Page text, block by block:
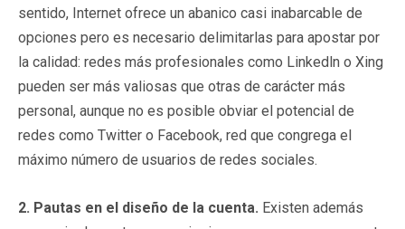
sentido, Internet ofrece un abanico casi inabarcable de
opciones pero es necesario delimitarlas para apostar por
la calidad: redes más profesionales como Linkedln o Xing
pueden ser más valiosas que otras de carácter más
personal, aunque no es posible obviar el potencial de
redes como Twitter o Facebook, red que congrega el
máximo número de usuarios de redes sociales.
2. Pautas en el diseño de la cuenta. Existen además